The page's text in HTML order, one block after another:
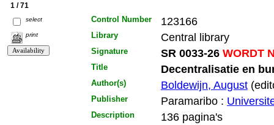
1 / 71
select
print
Control Number 123166
Library Central library
Signature SR 0033-26WORDT
Title Decentralisatie en
Author(s) Boldewijn, August
Publisher Paramaribo :
Description 136 pagina's